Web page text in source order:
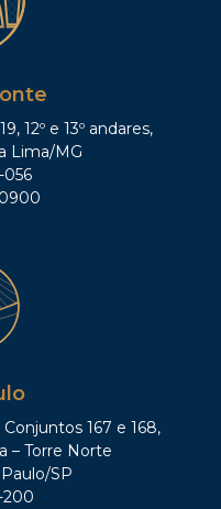
12º e 13º andares,
Lima/MG
056
Conjuntos 167 e 168,
– Torre Norte
SP
200